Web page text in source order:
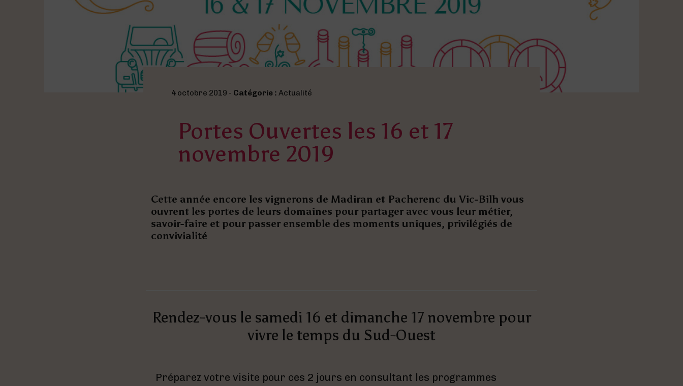
4 octobre 2019 - Catégorie : Actualité
Portes Ouvertes les 16 et 17
novembre 2019
Cette année encore les vignerons de Madiran et Pacherenc du Vic-Bilh vous
ouvrent les portes de leurs domaines pour partager avec vous leur métier,
savoir-faire et pour passer ensemble des moments uniques, privilégiés de
convivialité
Rendez-vous le samedi 16 et dimanche 17 novembre pour
vivre le temps du Sud-Ouest
Préparez votre visite pour ces 2 jours en consultant les programmes